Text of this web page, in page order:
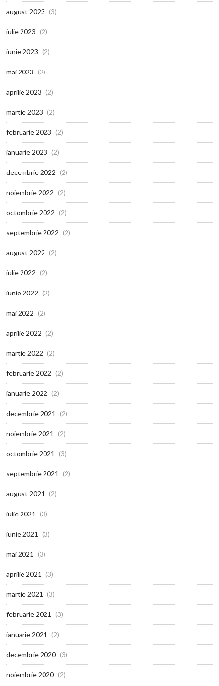
august 2023 (3)
iulie 2023 (2)
iunie 2023 (2)
mai 2023 (2)
aprilie 2023 (2)
martie 2023 (2)
februarie 2023 (2)
ianuarie 2023 (2)
decembrie 2022 (2)
noiembrie 2022 (2)
octombrie 2022 (2)
septembrie 2022 (2)
august 2022 (2)
iulie 2022 (2)
iunie 2022 (2)
mai 2022 (2)
aprilie 2022 (2)
martie 2022 (2)
februarie 2022 (2)
ianuarie 2022 (2)
decembrie 2021 (2)
noiembrie 2021 (2)
octombrie 2021 (3)
septembrie 2021 (2)
august 2021 (2)
iulie 2021 (3)
iunie 2021 (3)
mai 2021 (3)
aprilie 2021 (3)
martie 2021 (3)
februarie 2021 (3)
ianuarie 2021 (2)
decembrie 2020 (3)
noiembrie 2020 (2)